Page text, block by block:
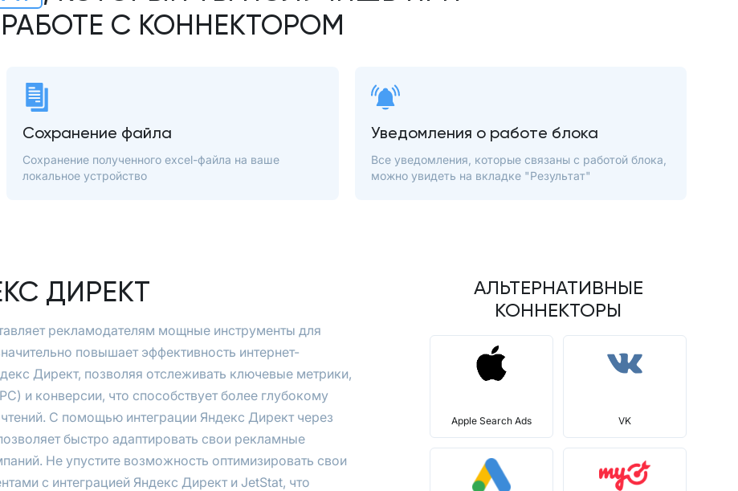
РАБОТЕ С КОННЕКТОРОМ
Сохранение файла
Сохранение полученного excel-файла на ваше
локальное устройство
Уведомления о работе блока
Все уведомления, которые связаны с работой блока,
можно увидеть на вкладке "Результат"
ДИРЕКТ
рекламодателям мощные инструменты для
повышает эффективность интернет-
Директ, позволяя отслеживать ключевые метрики,
и конверсии, что способствует более глубокому
С помощью интеграции Яндекс Директ через
быстро адаптировать свои рекламные
Не упустите возможность оптимизировать свои
с интеграцией Яндекс Директ и JetStat, что
АЛЬТЕРНАТИВНЫЕ
КОННЕКТОРЫ
Apple Search Ads VK